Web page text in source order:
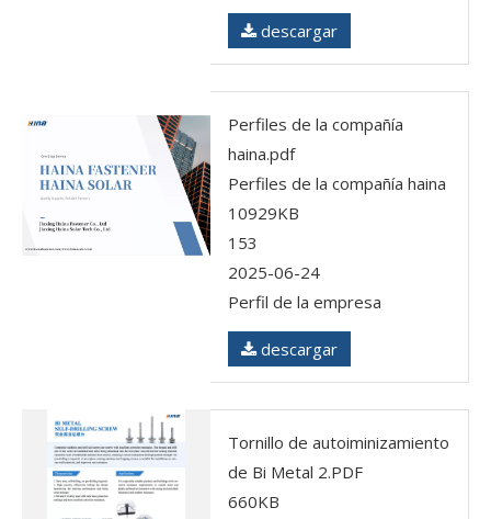
descargar
Perfiles de la compañía
haina.pdf
Perfiles de la compañía haina
10929KB
153
2025-06-24
Perfil de la empresa
descargar
Tornillo de autoiminizamiento
de Bi Metal 2.PDF
660KB